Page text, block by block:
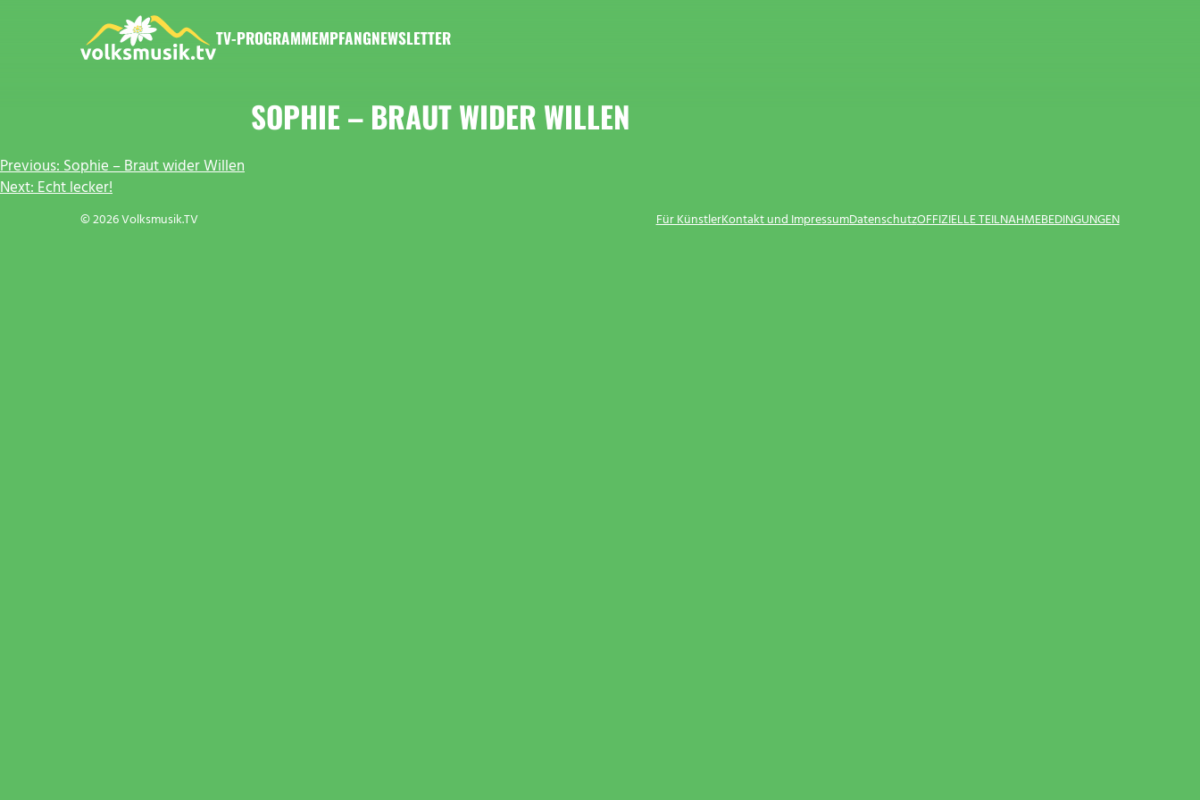
TV-PROGRAMMEMPFANGNEWSLETTER
SOPHIE – BRAUT WIDER WILLEN
BEITRAGSNAVIGATION
Previous:Sophie – Braut wider Willen
Next:Echt lecker!
© 2026 Volksmusik.TV Für KünstlerKontakt und ImpressumDatenschutzOFFIZIELLE TEILNAHMEBEDINGUNGEN